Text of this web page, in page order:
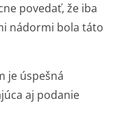
povedať, že iba
nádormi bola táto
je úspešná
aj podanie